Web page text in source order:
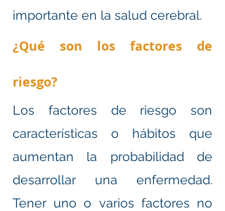
importante en la salud cerebral.
¿Qué son los factores de
riesgo?
Los factores de riesgo son
características o hábitos que
aumentan la probabilidad de
desarrollar una enfermedad.
Tener uno o varios factores no